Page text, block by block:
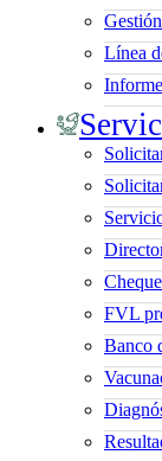
Línea
FVL
Banco